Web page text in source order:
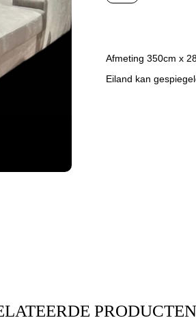
Afmeting 350cm x
Eiland kan
PRODUCTEN